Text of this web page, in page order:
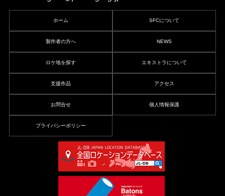
ホーム SFCについて
製作者の方へ NEWS
ロケ地を探す エキストラについて
支援作品 アクセス
お問合せ 個人情報保護
プライバシーポリシー